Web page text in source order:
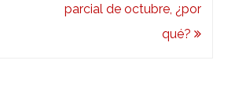
parcial de octubre, ¿por
qué?